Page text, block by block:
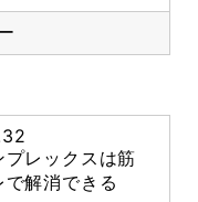
プレックスは筋
で解消できる